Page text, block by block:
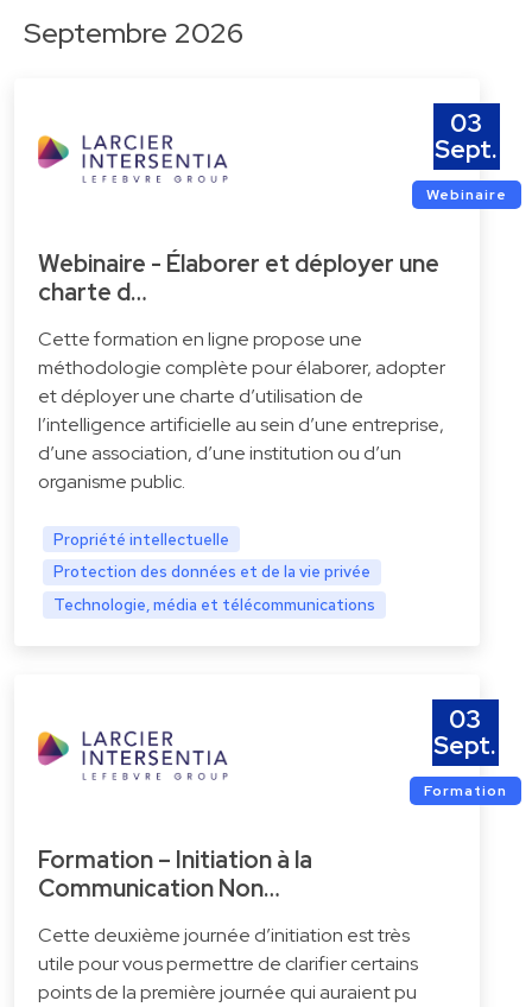
Septembre 2026
03
Sept.
Webinaire
Webinaire - Élaborer et déployer une
charte d…
Cette formation en ligne propose une
méthodologie complète pour élaborer, adopter
et déployer une charte d’utilisation de
l’intelligence artificielle au sein d’une entreprise,
d’une association, d’une institution ou d’un
organisme public.
Propriété intellectuelle
Protection des données et de la vie privée
Technologie, média et télécommunications
03
Sept.
Formation
Formation – Initiation à la
Communication Non…
Cette deuxième journée d’initiation est très
utile pour vous permettre de clarifier certains
points de la première journée qui auraient pu